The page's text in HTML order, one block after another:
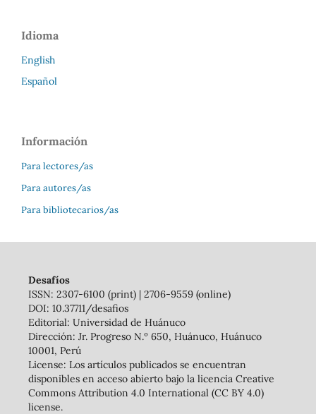
Idioma
English
Español
Información
Para lectores/as
Para autores/as
Para bibliotecarios/as
Desafíos
ISSN: 2307-6100 (print) | 2706-9559 (online)
DOI: 10.37711/desafios
Editorial: Universidad de Huánuco
Dirección: Jr. Progreso N.º 650, Huánuco, Huánuco
10001, Perú
License: Los artículos publicados se encuentran
disponibles en acceso abierto bajo la licencia Creative
Commons Attribution 4.0 International (CC BY 4.0)
license.